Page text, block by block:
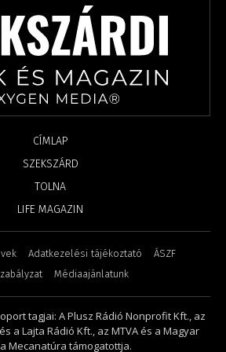
CÍMLAP
SZEKSZÁRD
TOLNA
LIFE MAGAZIN
Adatkezelési tájékoztató
ÁSZF
Médiaajánlatunk
tagjai: A Plusz Rádió Nonprofit Kft., az
a Lajta Rádió Kft., az MTVA és a Magyar
Mecanatúra támogatottja.